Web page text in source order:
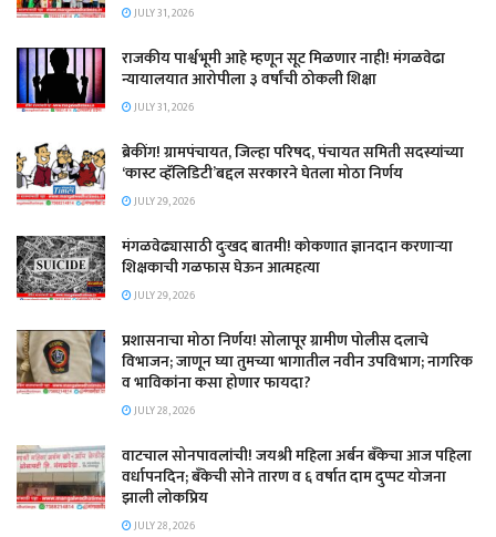
JULY 31, 2026
राजकीय पार्श्वभूमी आहे म्हणून सूट मिळणार नाही! मंगळवेढा
न्यायालयात आरोपीला ३ वर्षांची ठोकली शिक्षा
JULY 31, 2026
ब्रेकींग! ग्रामपंचायत, जिल्हा परिषद, पंचायत समिती सदस्यांच्या
‘कास्ट व्हॅलिडिटी’बद्दल सरकारने घेतला मोठा निर्णय
JULY 29, 2026
मंगळवेढ्यासाठी दुःखद बातमी! कोकणात ज्ञानदान करणाऱ्या
शिक्षकाची गळफास घेऊन आत्महत्या
JULY 29, 2026
प्रशासनाचा मोठा निर्णय! सोलापूर ग्रामीण पोलीस दलाचे
विभाजन; जाणून घ्या तुमच्या भागातील नवीन उपविभाग; नागरिक
व भाविकांना कसा होणार फायदा?
JULY 28, 2026
वाटचाल सोनपावलांची! जयश्री महिला अर्बन बँकेचा आज पहिला
वर्धापनदिन; बँकेची सोने तारण व ६ वर्षात दाम दुप्पट योजना
झाली लोकप्रिय
JULY 28, 2026